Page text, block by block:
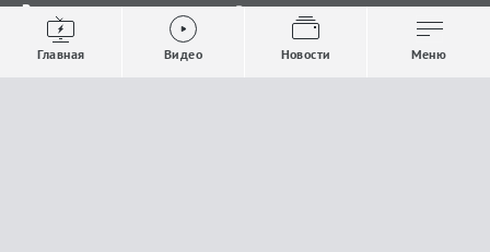
Видео
Выпуски новостей
Проекты
Все новости
Общество
Строительство и ЖКХ
Главная Видео Новости Меню